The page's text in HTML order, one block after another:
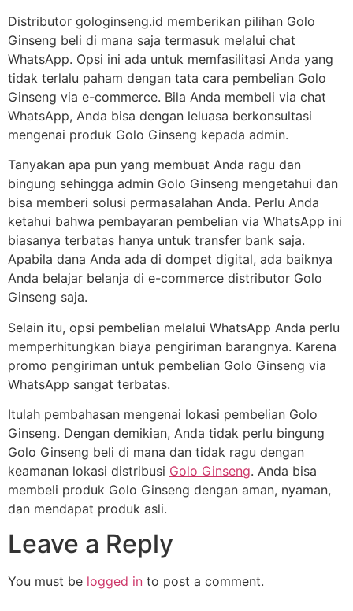
Distributor gologinseng.id memberikan pilihan Golo
Ginseng beli di mana saja termasuk melalui chat
WhatsApp. Opsi ini ada untuk memfasilitasi Anda yang
tidak terlalu paham dengan tata cara pembelian Golo
Ginseng via e-commerce. Bila Anda membeli via chat
WhatsApp, Anda bisa dengan leluasa berkonsultasi
mengenai produk Golo Ginseng kepada admin.
Tanyakan apa pun yang membuat Anda ragu dan
bingung sehingga admin Golo Ginseng mengetahui dan
bisa memberi solusi permasalahan Anda. Perlu Anda
ketahui bahwa pembayaran pembelian via WhatsApp ini
biasanya terbatas hanya untuk transfer bank saja.
Apabila dana Anda ada di dompet digital, ada baiknya
Anda belajar belanja di e-commerce distributor Golo
Ginseng saja.
Selain itu, opsi pembelian melalui WhatsApp Anda perlu
memperhitungkan biaya pengiriman barangnya. Karena
promo pengiriman untuk pembelian Golo Ginseng via
WhatsApp sangat terbatas.
Itulah pembahasan mengenai lokasi pembelian Golo
Ginseng. Dengan demikian, Anda tidak perlu bingung
Golo Ginseng beli di mana dan tidak ragu dengan
keamanan lokasi distribusi Golo Ginseng. Anda bisa
membeli produk Golo Ginseng dengan aman, nyaman,
dan mendapat produk asli.
Leave a Reply
You must be logged in to post a comment.